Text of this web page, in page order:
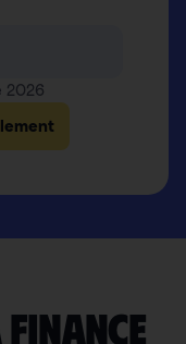
2026
finance